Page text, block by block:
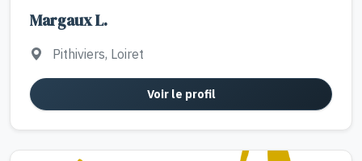
Margaux L.
Pithiviers, Loiret
Voir le profil